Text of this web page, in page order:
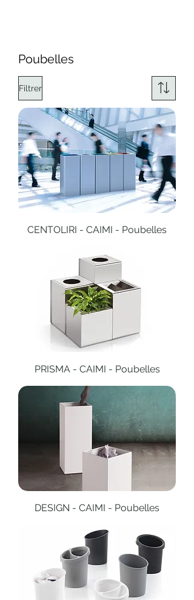
Poubelles
Filtrer
CENTOLIRI - CAIMI - Poubelles
PRISMA - CAIMI - Poubelles
DESIGN - CAIMI - Poubelles